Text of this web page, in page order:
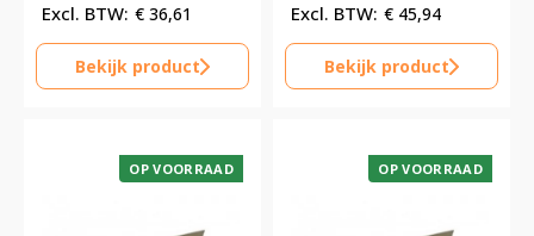
€ 36,61
Bekijk product
€ 45,94
Bekijk product
OP VOORRAAD OP VOORRAAD